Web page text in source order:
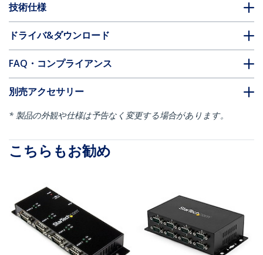
技術仕様
ドライバ&ダウンロード
FAQ・コンプライアンス
別売アクセサリー
* 製品の外観や仕様は予告なく変更する場合があります。
こちらもお勧め